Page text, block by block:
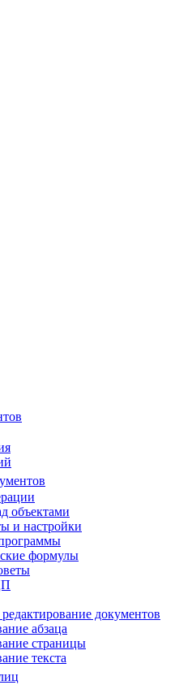
объектами
и настройки
формулы
документов
абзаца
страницы
текста